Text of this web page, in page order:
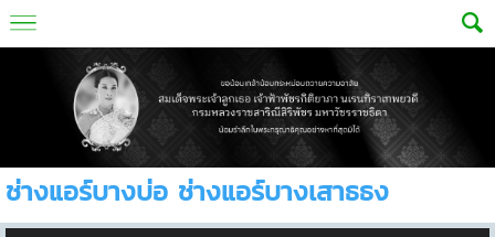
ช่างแอร์บางบ่อ ช่างแอร์บางเสาธธง